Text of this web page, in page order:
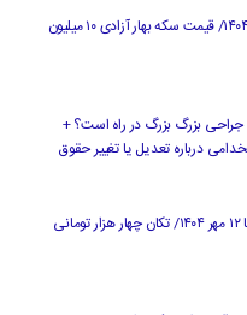
قیمت جدید طلا و سکه ۱۲ مهرماه ۱۴۰۴/ قیمت سکه بهار آزادی ۱۰ میلیون
بزرگ بزرگ در راه است؟ +
درباره تعدیل یا تغییر حقوق
قیمت جدید دلار، یورو و سایر ارزها ۱۲ مهر ۱۴۰۴/ تکان چهار هزار تومانی